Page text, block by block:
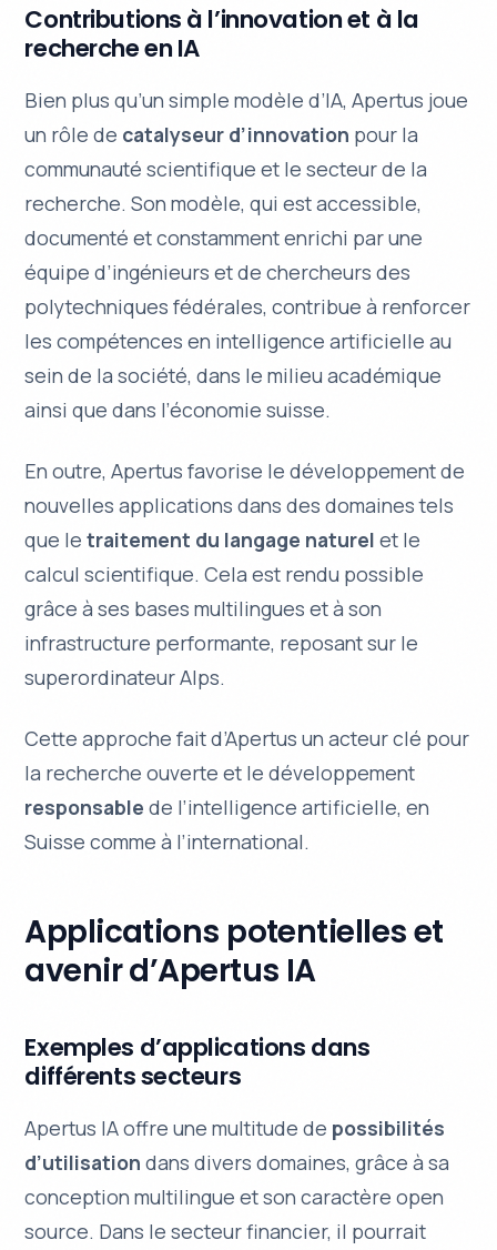
Contributions à l’innovation et à la
recherche en IA
Bien plus qu’un simple modèle d’IA, Apertus joue
un rôle de catalyseur d’innovation pour la
communauté scientifique et le secteur de la
recherche. Son modèle, qui est accessible,
documenté et constamment enrichi par une
équipe d’ingénieurs et de chercheurs des
polytechniques fédérales, contribue à renforcer
lescompétences en intelligence artificielle au
sein de la société, dans le milieu académique
ainsi que dans l’économie suisse.
En outre, Apertus favorise le développement de
nouvelles applications dans des domaines tels
que letraitement du langage naturel et le
calcul scientifique. Cela est rendu possible
grâce à ses bases multilingues et à son
infrastructure performante, reposant sur le
superordinateur Alps.
Cette approche fait d’Apertus un acteur clé pour
la recherche ouverte et le développement
responsable de l’intelligence artificielle, en
Suisse comme à l’international.
Applications potentielles et
avenir d’Apertus IA
Exemples d’applications dans
différents secteurs
Apertus IA offre une multitude de possibilités
d’utilisation dans divers domaines, grâce à sa
conceptionmultilingue et son caractèreopen
source. Dans le secteur financier, il pourrait